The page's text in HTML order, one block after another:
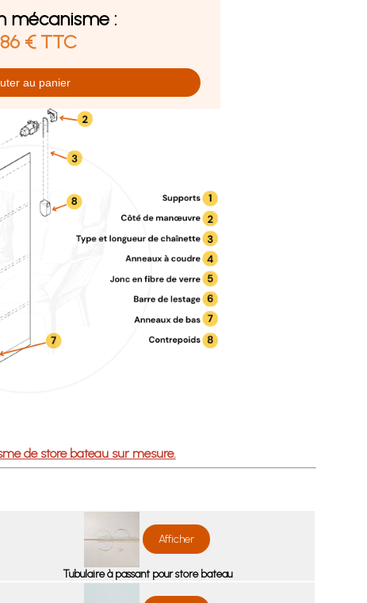
mécanisme :
€ TTC
de store bateau sur mesure.
Afficher
Tubulaire à passant pour store bateau